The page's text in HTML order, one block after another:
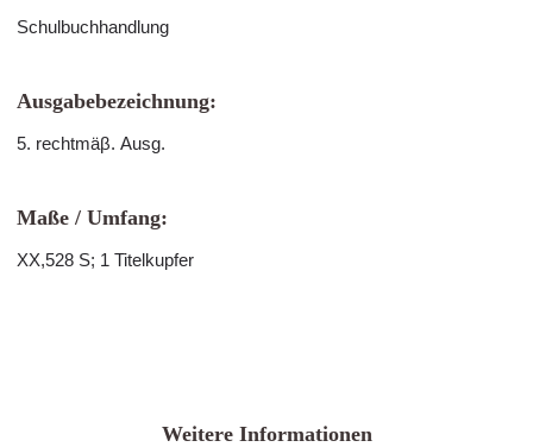
Schulbuchhandlung
Ausgabebezeichnung:
5. rechtmäβ. Ausg.
Maße / Umfang:
XX,528 S; 1 Titelkupfer
Weitere Informationen